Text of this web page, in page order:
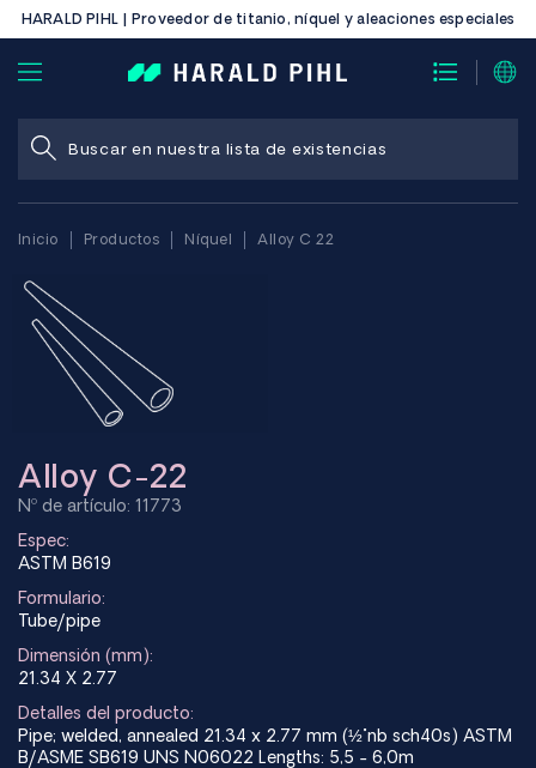
HARALD PIHL | Proveedor de titanio, níquel y aleaciones especiales
Inicio Productos Níquel Alloy C 22
Alloy C-22
Nº de artículo: 11773
Espec:
ASTM B619
Formulario:
Tube/pipe
Dimensión (mm):
21.34 X 2.77
Detalles del producto:
Pipe; welded, annealed 21.34 x 2.77 mm (½"nb sch40s) ASTM
B/ASME SB619 UNS N06022 Lengths: 5,5 - 6,0m